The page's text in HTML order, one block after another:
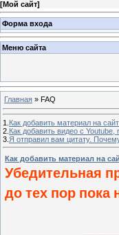
[Мой сайт]
Форма входа
Меню сайта
Главная » FAQ
1. Как добавить материал на
2. Как добавить видео с Youtube,
3. Я отправил вам цитату.
Как добавить материал на
Убедительная
до тех пор